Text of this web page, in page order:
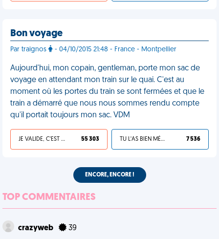
Bon voyage
Par traignos - 04/10/2015 21:48 - France - Montpellier
Aujourd'hui, mon copain, gentleman, porte mon sac de
voyage en attendant mon train sur le quai. C'est au
moment où les portes du train se sont fermées et que le
train a démarré que nous nous sommes rendu compte
qu'il portait toujours mon sac. VDM
JE VALIDE, C'EST UNE VDM 55 303 TU L'AS BIEN MÉRITÉ 7 536
ENCORE, ENCORE !
TOP COMMENTAIRES
crazyweb 39